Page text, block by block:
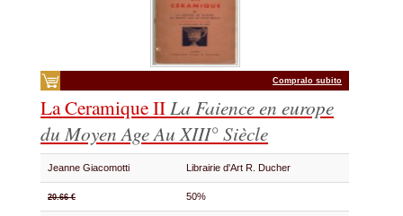
Compralo subito
La Ceramique IILa Faience en europe
du Moyen Age Au XIII° Siècle
Jeanne Giacomotti Librairie d'Art R. Ducher
20.66 € 50%